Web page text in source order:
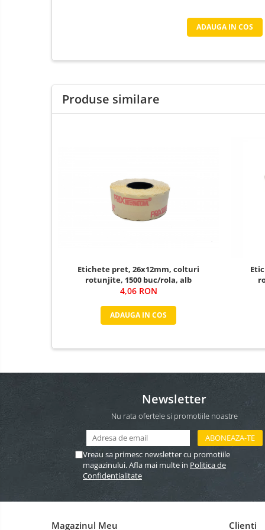
ADAUGA IN COS
Produse similare
Etichete pret, 26x12mm, colturi
rotunjite, 1500 buc/rola, alb
4,06 RON
ADAUGA IN COS
Newsletter
Nu rata ofertele si promotiile noastre
Vreau sa primesc newsletter cu promotiile
magazinului. Afla mai multe in Politica de
Confidentialitate
Magazinul Meu Clienti